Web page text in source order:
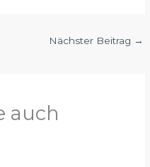
Nächster Beitrag →
auch